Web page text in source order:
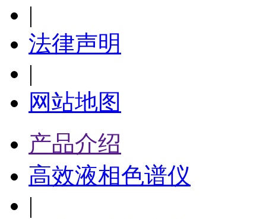
|
法律声明
|
网站地图
产品介绍
高效液相色谱仪
|